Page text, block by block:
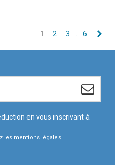
1 2 3 … 6
en vous inscrivant à
les mentions légales